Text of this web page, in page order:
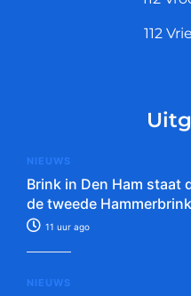
112
NIEUWS
Brink in Den Ham staat
de tweede
11 uur ago
NIEUWS